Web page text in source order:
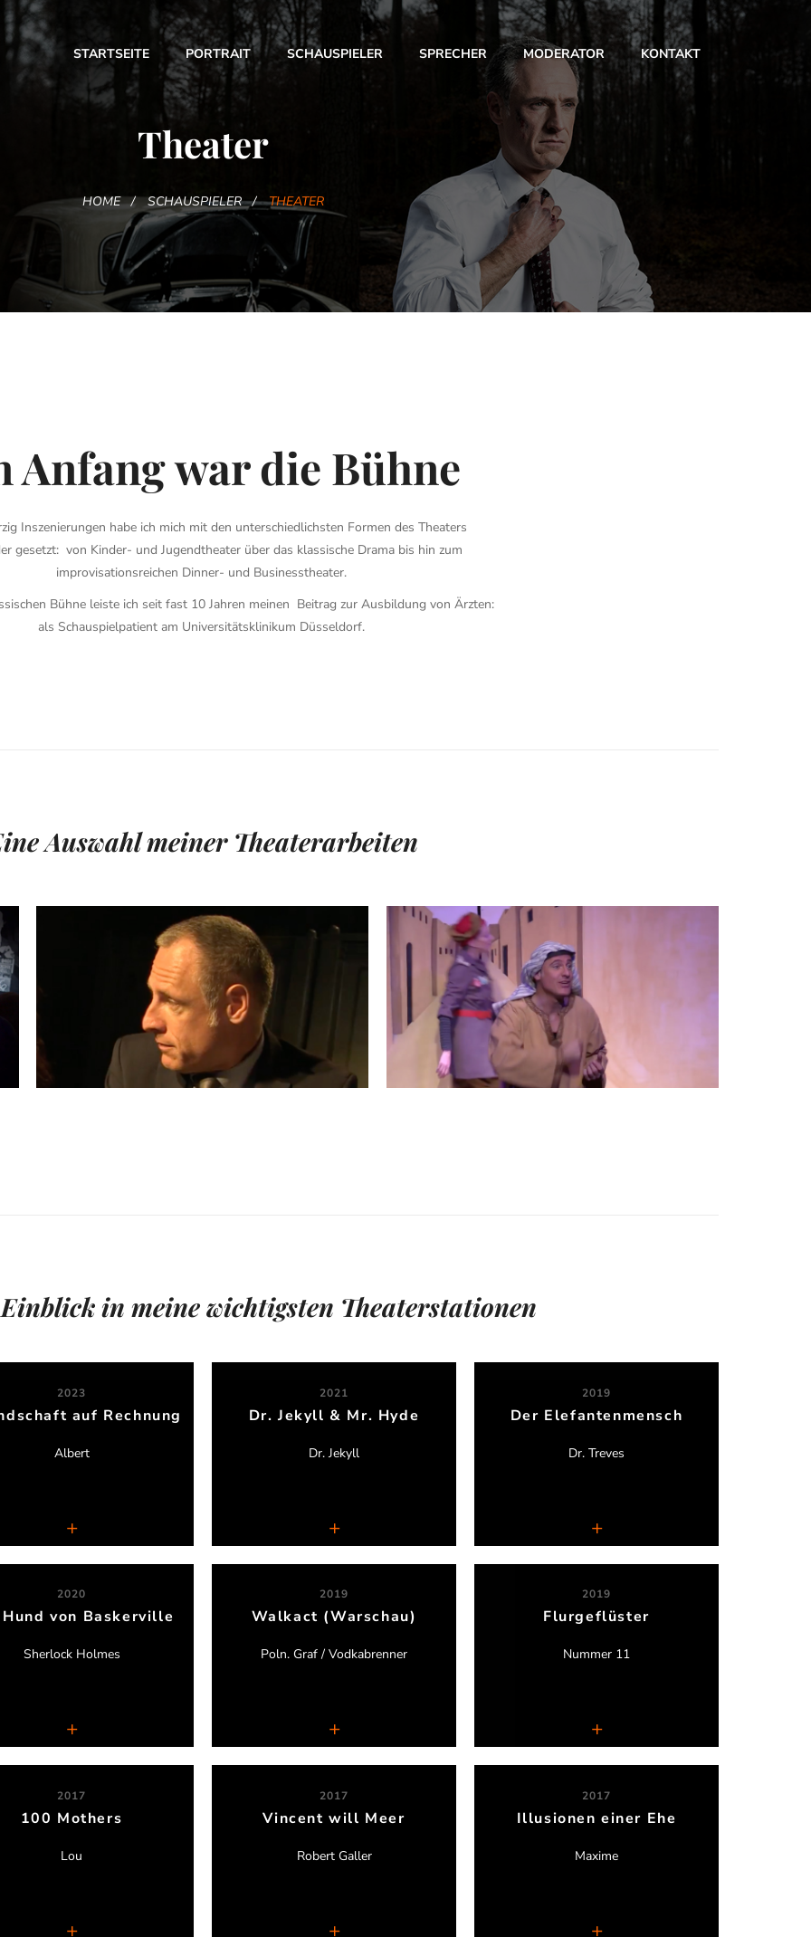
STARTSEITE PORTRAIT SCHAUSPIELER SPRECHER MODERATOR KONTAKT
Theater
HOME SCHAUSPIELER THEATER
Anfang war die Bühne
Inszenierungen habe ich mich mit den unterschiedlichsten Formen des Theaters
gesetzt: von Kinder- und Jugendtheater über das klassische Drama bis hin zum
improvisationsreichen Dinner- und Businesstheater.
Bühne leiste ich seit fast 10 Jahren meinen Beitrag zur Ausbildung von Ärzten:
als Schauspielpatient am Universitätsklinikum Düsseldorf.
Auswahl meiner Theaterarbeiten
in meine wichtigsten Theaterstationen
2023
auf Rechnung
Albert
Mona Köhler
Theater an der Luegallee
2021
Dr. Jekyll & Mr. Hyde
Dr. Jekyll
Annelie Krügel
Medienbühne Hamburg
2019
Der Elefantenmensch
Dr. Treves
Annelie Krügel
Medienbühne Hamburg
2020
Hund von Baskerville
Sherlock Holmes
Christiane Reichert
Theater an der Luegallee
2019
Walkact (Warschau)
Poln. Graf / Vodkabrenner
Simon Decker
Ensemble Finesse
2019
Flurgeflüster
Nummer 11
Dirk Volpert
Theater an der Luegallee
2017
100 Mothers
Lou
Fiona Leonard
English Theatre Düsseldorf
2017
Vincent will Meer
Robert Galler
Maren Dupont
DasDa Theater Aachen
2017
Illusionen einer Ehe
Maxime
Sylvia Schlunk
Theater an der Luegallee